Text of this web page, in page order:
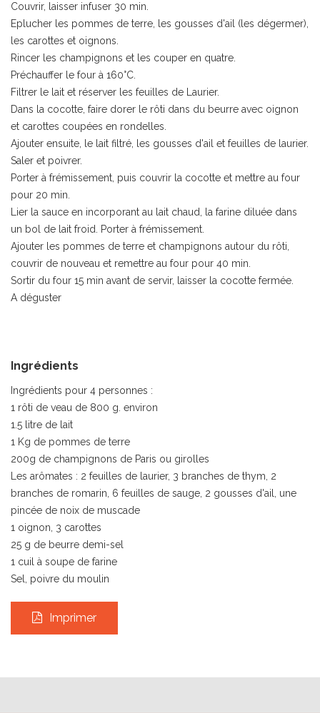
-
COMMANDE
Couvrir, laisser infuser 30 min.
Eplucher les pommes de terre, les gousses d'ail (les dégermer),
les carottes et oignons.
Rincer les champignons et les couper en quatre.
Préchauffer le four à 160°C.
Filtrer le lait et réserver les feuilles de Laurier.
Dans la cocotte, faire dorer le rôti dans du beurre avec oignon
et carottes coupées en rondelles.
Ajouter ensuite, le lait filtré, les gousses d'ail et feuilles de laurier.
Saler et poivrer.
Porter à frémissement, puis couvrir la cocotte et mettre au four
pour 20 min.
Lier la sauce en incorporant au lait chaud, la farine diluée dans
un bol de lait froid. Porter à frémissement.
Ajouter les pommes de terre et champignons autour du rôti,
couvrir de nouveau et remettre au four pour 40 min.
Sortir du four 15 min avant de servir, laisser la cocotte fermée.
A déguster
Ingrédients
Ingrédients pour 4 personnes :
1 rôti de veau de 800 g. environ
1.5 litre de lait
1 Kg de pommes de terre
200g de champignons de Paris ou girolles
Les arômates : 2 feuilles de laurier, 3 branches de thym, 2
branches de romarin, 6 feuilles de sauge, 2 gousses d'ail, une
pincée de noix de muscade
1 oignon, 3 carottes
25 g de beurre demi-sel
1 cuil à soupe de farine
Sel, poivre du moulin
Imprimer